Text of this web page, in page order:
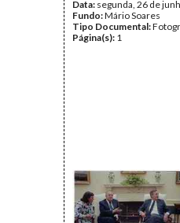
Data: segunda, 26 de
Fundo:Mário Soares
Tipo Documental:
Página(s): 1